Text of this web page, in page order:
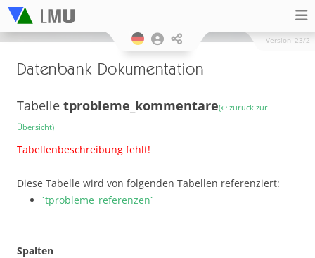
Version 23/2
Datenbank-Dokumentation
Tabelle tprobleme_kommentare(↩ zurück zur
Übersicht)
Tabellenbeschreibung fehlt!
Diese Tabelle wird von folgenden Tabellen referenziert:
`tprobleme_referenzen`
Spalten